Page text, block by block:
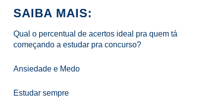
SAIBA MAIS:
Qual o percentual de acertos ideal pra quem tá
começando a estudar pra concurso?
Ansiedade e Medo
Estudar sempre